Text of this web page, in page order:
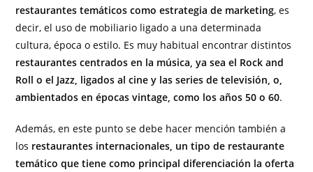
restaurantes temáticos como estrategia de marketing, es
decir, el uso de mobiliario ligado a una determinada
cultura, época o estilo. Es muy habitual encontrar distintos
restaurantes centrados en la música, ya sea el Rock and
Roll o el Jazz, ligados al cine y las series de televisión, o,
ambientados en épocas vintage, como los años 50 o 60.
Además, en este punto se debe hacer mención también a
los restaurantes internacionales, un tipo de restaurante
temático que tiene como principal diferenciación la oferta